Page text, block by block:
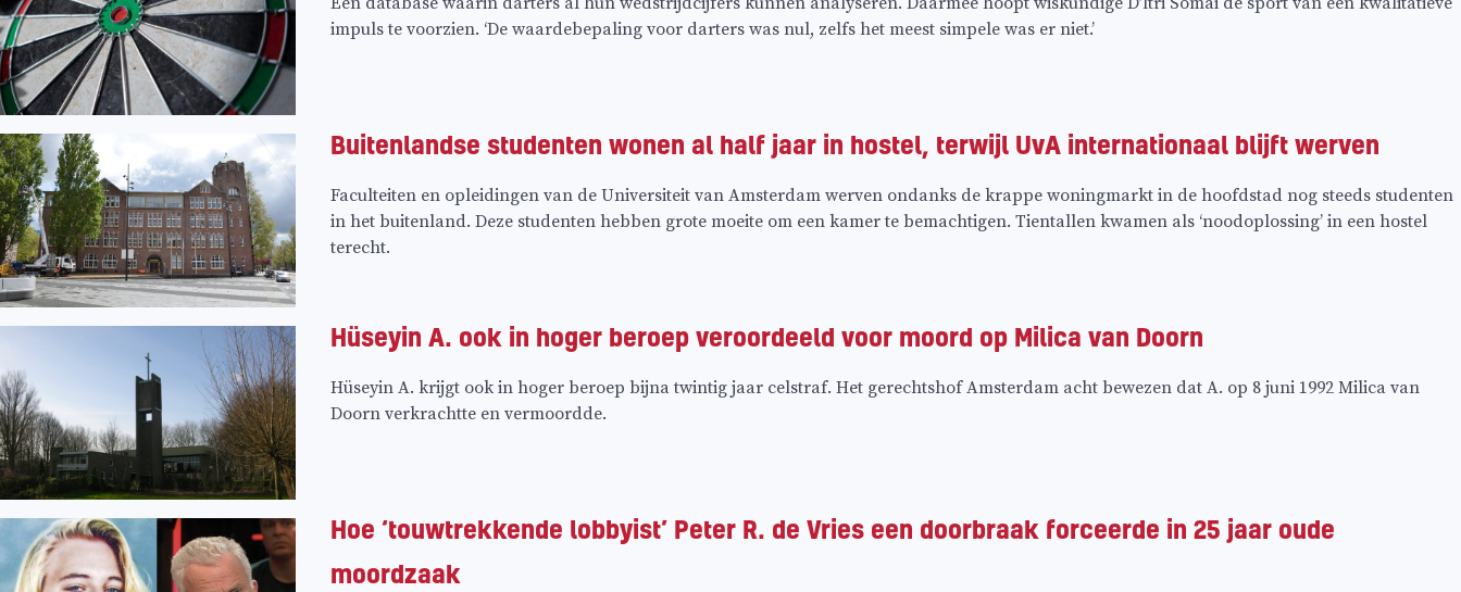
impuls te voorzien. ‘De waardebepaling voor darters was nul, zelfs het meest simpele was er niet.’
Buitenlandse studenten wonen al half jaar in hostel, terwijl UvA internationaal blijft werven
Faculteiten en opleidingen van de Universiteit van Amsterdam werven ondanks de krappe woningmarkt in de hoofdstad nog steeds studenten
in het buitenland. Deze studenten hebben grote moeite om een kamer te bemachtigen. Tientallen kwamen als ‘noodoplossing’ in een hostel
terecht.
Hüseyin A. ook in hoger beroep veroordeeld voor moord op Milica van Doorn
Hüseyin A. krijgt ook in hoger beroep bijna twintig jaar celstraf. Het gerechtshof Amsterdam acht bewezen dat A. op 8 juni 1992 Milica van
Doorn verkrachtte en vermoordde.
Hoe ‘touwtrekkende lobbyist’ Peter R. de Vries een doorbraak forceerde in 25 jaar oude
moordzaak